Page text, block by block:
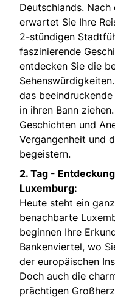
Deutschlands.
erwartet Sie Ihre
2-stündigen
faszinierende
entdecken Sie die
das
in ihren Bann
Geschichten und
Vergangenheit und
begeistern.
2. Tag -
Luxemburg:
Heute steht ein
benachbarte
beginnen Ihre
Bankenviertel, wo
der europäischen
Doch auch die
prächtigen